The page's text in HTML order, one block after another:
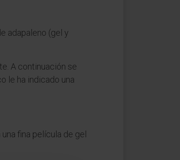
adapaleno (gel y
A continuación se
le ha indicado una
fina película de gel